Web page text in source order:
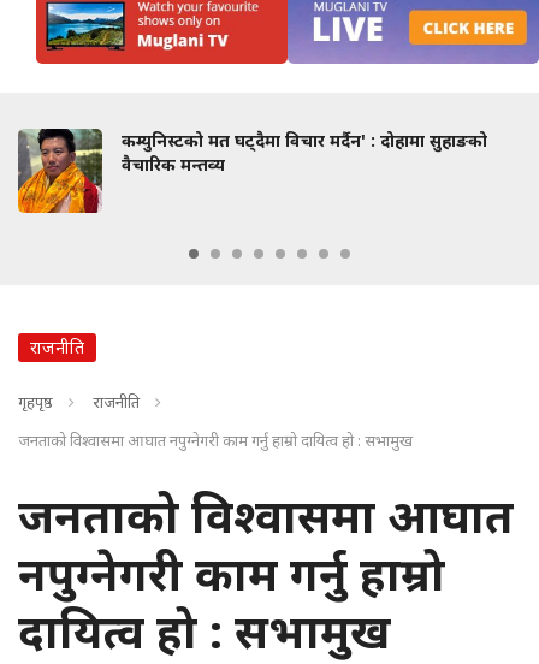
कम्युनिस्टको मत घट्दैमा विचार मर्दैन' : दोहामा सुहाङको
वैचारिक मन्तव्य
राजनीति
गृहपृष्ठ
राजनीति
जनताको विश्वासमा आघात नपुग्नेगरी काम गर्नु हाम्रो दायित्व हो : सभामुख
जनताको विश्वासमा आघात
नपुग्नेगरी काम गर्नु हाम्रो
दायित्व हो : सभामुख